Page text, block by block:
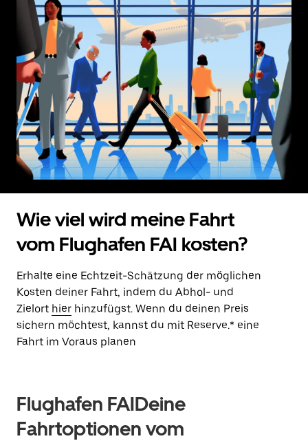
Wie viel wird meine Fahrt
vom Flughafen FAI kosten?
Erhalte eine Echtzeit-Schätzung der möglichen
Kosten deiner Fahrt, indem du Abhol- und
Zielort hier hinzufügst. Wenn du deinen Preis
sichern möchtest, kannst du mit Reserve.* eine
Fahrt im Voraus planen
Flughafen FAIDeine
Fahrtoptionen vom